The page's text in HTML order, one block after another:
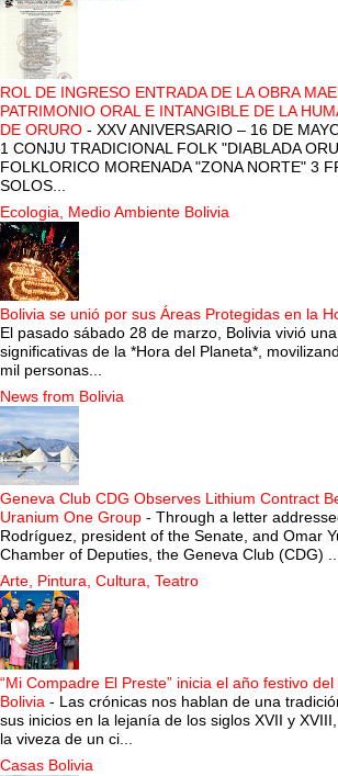
ROL DE INGRESO ENTRADA DE LA OBRA
PATRIMONIO ORAL E INTANGIBLE DE LA
DE ORURO - XXV ANIVERSARIO – 16 DE
1 CONJU TRADICIONAL FOLK "DIABLADA
FOLKLORICO MORENADA "ZONA NORTE" 3
SOLOS...
Ecologia, Medio Ambiente Bolivia
Bolivia se unió por sus Áreas Protegidas en la
El pasado sábado 28 de marzo, Bolivia vivió
significativas de la *Hora del Planeta*,
mil personas...
News from Bolivia
Geneva Club CDG Observes Lithium Contract
Uranium One Group - Through a letter
Rodríguez, president of the Senate, and Omar
Chamber of Deputies, the Geneva Club (CDG) ...
Arte, Pintura, Cultura, Teatro
“Mi Compadre El Preste” inicia el año festivo
Bolivia - Las crónicas nos hablan de una
sus inicios en la lejanía de los siglos XVII y
la viveza de un ci...
Casas Bolivia